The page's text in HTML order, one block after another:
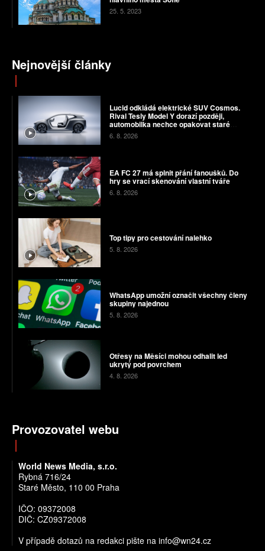
25. 5. 2023
Nejnovější články
Lucid odkládá elektrické SUV Cosmos.
Rival Tesly Model Y dorazí později,
automobilka nechce opakovat staré
chyby
6. 8. 2026
EA FC 27 má splnit přání fanoušků. Do
hry se vrací skenování vlastní tváře
6. 8. 2026
Top tipy pro cestování nalehko
5. 8. 2026
WhatsApp umožní označit všechny členy
skupiny najednou
5. 8. 2026
Otřesy na Měsíci mohou odhalit led
ukrytý pod povrchem
4. 8. 2026
Provozovatel webu
World News Media, s.r.o.
Rybná 716/24
Staré Město, 110 00 Praha
IČO: 09372008
DIČ: CZ09372008
V případě dotazů na redakci pište na info@wn24.cz